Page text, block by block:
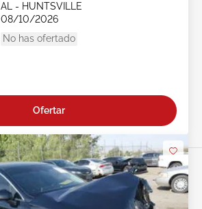
AL - HUNTSVILLE
08/10/2026
No has ofertado
Ofertar